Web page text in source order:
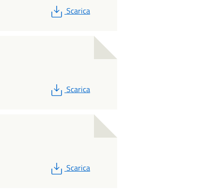
PDF
Scarica
PDF
Scarica
PDF
Scarica